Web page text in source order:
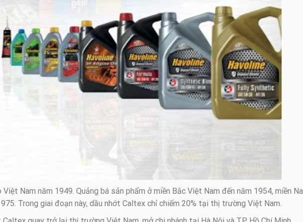
Nam năm 1949. Quảng bá sản phẩm ở miền Bắc Việt Nam đến năm 1954, miền
Trong giai đoạn này, dầu nhớt Caltex chỉ chiếm 20% tại thị trường Việt Nam.